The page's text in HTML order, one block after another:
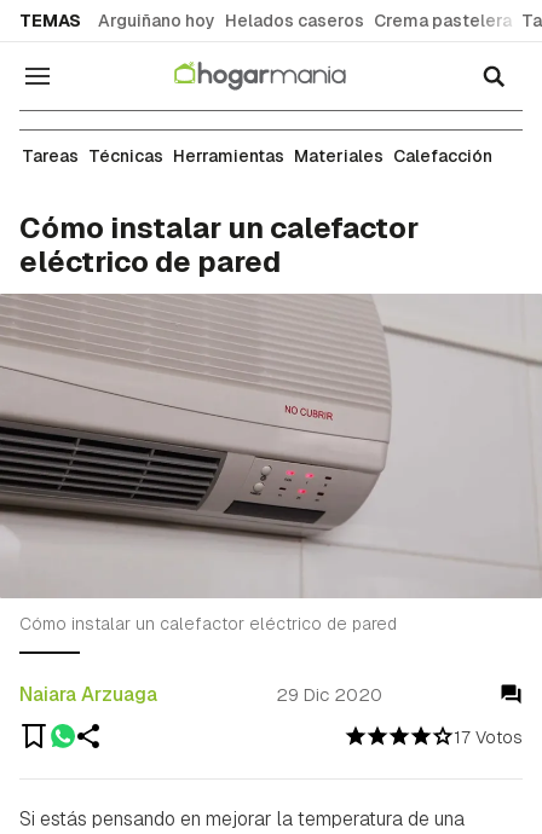
TEMAS Arguiñano hoy Helados caseros Crema pastelera
Navegación
Electricidad
Tareas Técnicas Herramientas Materiales Calefacción
Cómo instalar un calefactor
eléctrico de pared
17 Votos
Naiara Arzuaga 29 Dic 2020
Cómo instalar un calefactor eléctrico de pared
Si estás pensando en mejorar la temperatura de una